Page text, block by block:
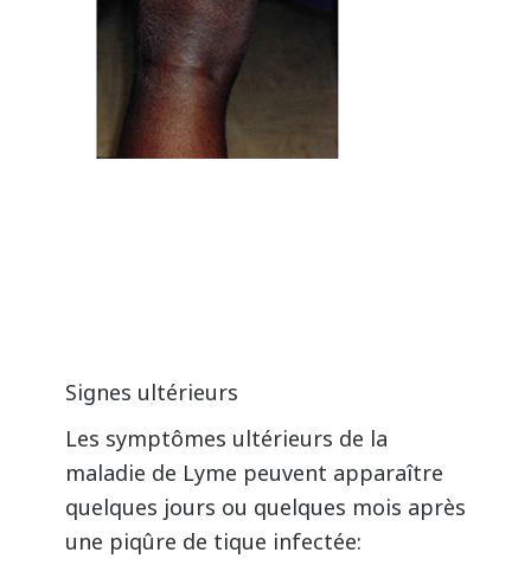
Signes ultérieurs
Les symptômes ultérieurs de la
maladie de Lyme peuvent apparaître
quelques jours ou quelques mois après
une piqûre de tique infectée: